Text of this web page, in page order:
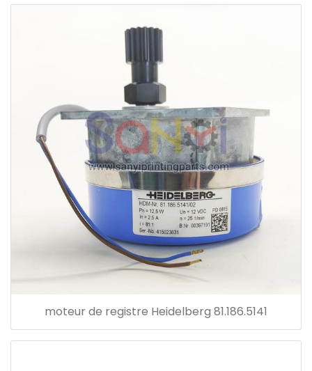
moteur de registre Heidelberg 81.186.5141